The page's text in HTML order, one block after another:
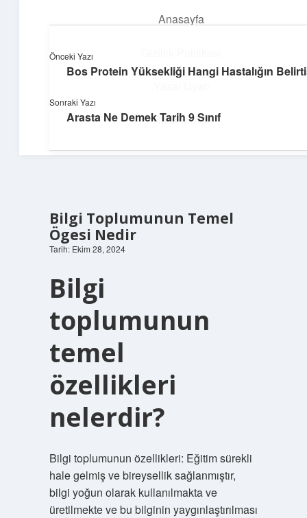
Anasayfa
Hakkımızda
Teknoloji ve Aşk
Dijital dünyada keyifli bir macera!
Bilgi Toplumunun Temel
Ögesi Nedir
Tarih: Ekim 28, 2024
Bilgi
toplumunun
temel
özellikleri
nelerdir?
Bilgi toplumunun özellikleri: Eğitim sürekli
hale gelmiş ve bireysellik sağlanmıştır,
bilgi yoğun olarak kullanılmakta ve
üretilmekte ve bu bilginin yaygınlaştırılması
Önceki Yazı
Bos Protein Yüksekliği Hangi Hastalığın
Sonraki Yazı
Arasta Ne Demek Tarih 9 Sınıf